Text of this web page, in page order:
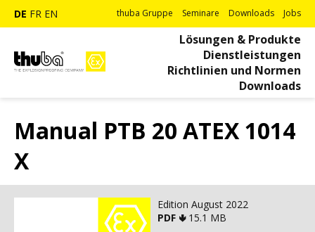
DE FR EN thuba Gruppe Seminare Downloads Jobs
Lösungen & Produkte
Dienstleistungen
Richtlinien und Normen
Downloads
Manual PTB 20 ATEX 1014
X
Edition August 2022
PDF 🢃 15.1 MB